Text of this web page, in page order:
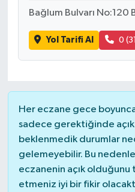
Bağlum Bulvarı No:120
Yol Tarifi Al 0
Her eczane gece boyunca
sadece gerektiğinde
beklenmedik durumlar
gelemeyebilir. Bu
eczanenin açık olduğunu
etmeniz iyi bir fikir